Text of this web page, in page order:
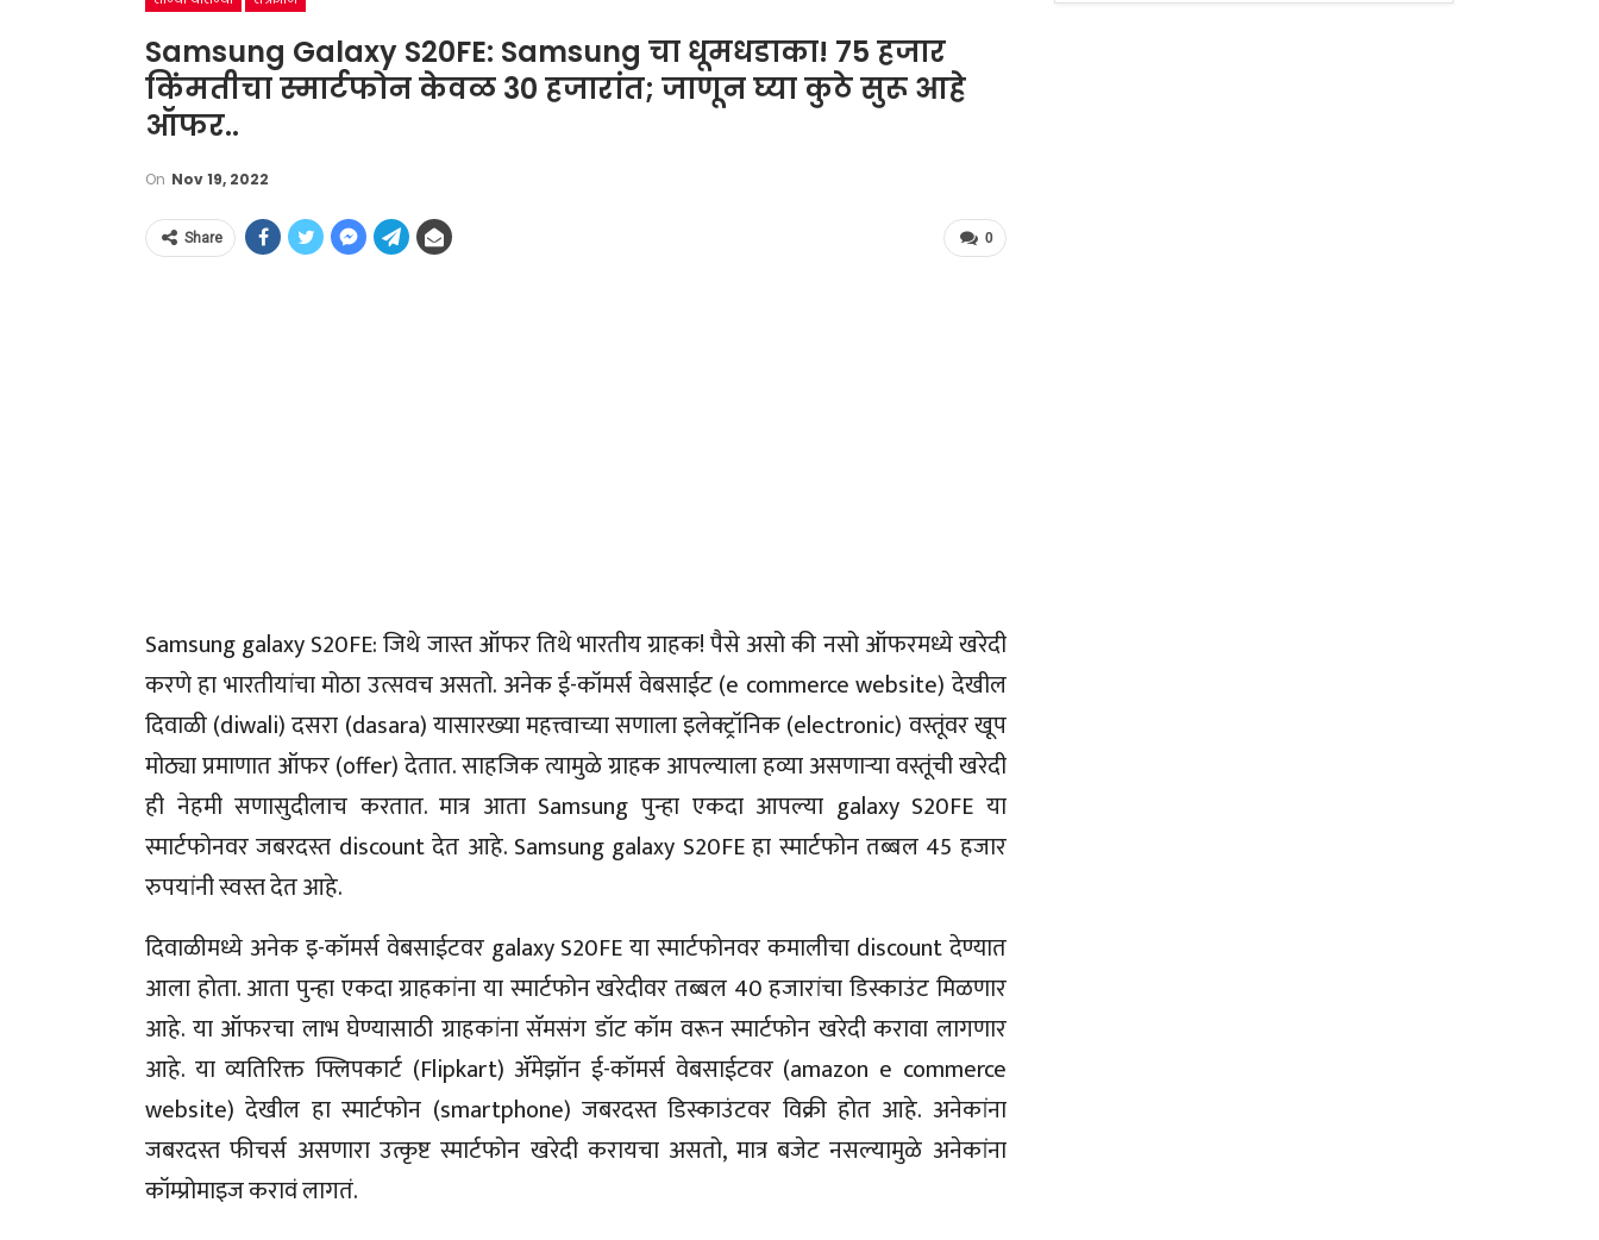
Samsung Galaxy S20FE: Samsung चा धूमधडाका! 75 हजार
किंमतीचा स्मार्टफोन केवळ 30 हजारांत; जाणून घ्या कुठे सुरू आहे
ऑफर..
On Nov 19, 2022
0
Share
Samsung galaxy S20FE: जिथे जास्त ऑफर तिथे भारतीय ग्राहक! पैसे असो की नसो ऑफरमध्ये खरेदी
करणे हा भारतीयांचा मोठा उत्सवच असतो. अनेक ई-कॉमर्स वेबसाईट (e commerce website) देखील
दिवाळी (diwali) दसरा (dasara) यासारख्या महत्त्वाच्या सणाला इलेक्ट्रॉनिक (electronic) वस्तूंवर खूप
मोठ्या प्रमाणात ऑफर (offer) देतात. साहजिक त्यामुळे ग्राहक आपल्याला हव्या असणाऱ्या वस्तूंची खरेदी
ही नेहमी सणासुदीलाच करतात. मात्र आता Samsung पुन्हा एकदा आपल्या galaxy S20FE या
स्मार्टफोनवर जबरदस्त discount देत आहे. Samsung galaxy S20FE हा स्मार्टफोन तब्बल 45 हजार
रुपयांनी स्वस्त देत आहे.
दिवाळीमध्ये अनेक इ-कॉमर्स वेबसाईटवर galaxy S20FE या स्मार्टफोनवर कमालीचा discount देण्यात
आला होता. आता पुन्हा एकदा ग्राहकांना या स्मार्टफोन खरेदीवर तब्बल 40 हजारांचा डिस्काउंट मिळणार
आहे. या ऑफरचा लाभ घेण्यासाठी ग्राहकांना सॅमसंग डॉट कॉम वरून स्मार्टफोन खरेदी करावा लागणार
आहे. या व्यतिरिक्त फ्लिपकार्ट (Flipkart) ॲमेझॉन ई-कॉमर्स वेबसाईटवर (amazon e commerce
website) देखील हा स्मार्टफोन (smartphone) जबरदस्त डिस्काउंटवर विक्री होत आहे. अनेकांना
जबरदस्त फीचर्स असणारा उत्कृष्ट स्मार्टफोन खरेदी करायचा असतो, मात्र बजेट नसल्यामुळे अनेकांना
कॉम्प्रोमाइज करावं लागतं.